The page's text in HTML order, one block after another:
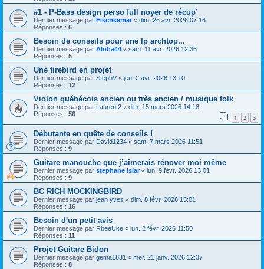
#1 - P-Bass design perso full noyer de récup’
Dernier message par Fischkemar « dim. 26 avr. 2026 07:16
Réponses : 6
Besoin de conseils pour une lp archtop...
Dernier message par Aloha44 « sam. 11 avr. 2026 12:36
Réponses : 5
Une firebird en projet
Dernier message par StephV « jeu. 2 avr. 2026 13:10
Réponses : 12
Violon québécois ancien ou très ancien / musique folk
Dernier message par Laurent2 « dim. 15 mars 2026 14:18
Réponses : 56 1 2 3
Débutante en quête de conseils !
Dernier message par David1234 « sam. 7 mars 2026 11:51
Réponses : 9
Guitare manouche que j’aimerais rénover moi même
Dernier message par stephane isiar« lun. 9 févr. 2026 13:01
Réponses : 9
BC RICH MOCKINGBIRD
Dernier message par jean yves « dim. 8 févr. 2026 15:01
Réponses : 16
Besoin d'un petit avis
Dernier message par RbeeUke « lun. 2 févr. 2026 11:50
Réponses : 11
Projet Guitare Bidon
Dernier message par gema1831 « mer. 21 janv. 2026 12:37
Réponses : 8